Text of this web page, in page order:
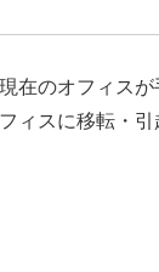
在のオフィス
ィスに移転・